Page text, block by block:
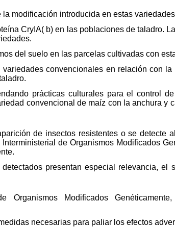
modificación introducida en estas
CryIA( b) en las poblaciones de taladro.
del suelo en las parcelas cultivadas con
convencionales en relación con la
prácticas culturales para el control
convencional de maíz con la anchura y
de insectos resistentes o se detecte
de Organismos Modificados
presentan especial relevancia, el
Modificados Genéticamente,
necesarias para paliar los efectos